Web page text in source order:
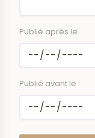
Publié après le
Publié avant le